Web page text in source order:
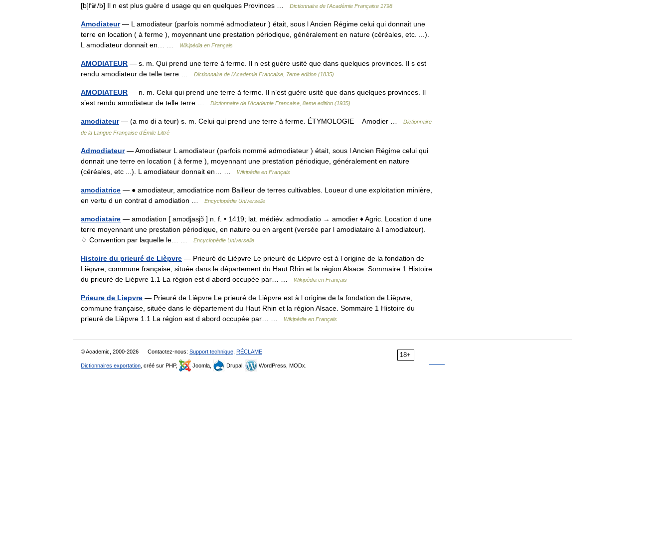
[b]f♛/b] Il n est plus guère d usage qu en quelques Provinces …
Dictionnaire de l'Académie Française 1798
Amodiateur— L amodiateur (parfois nommé admodiateur ) était, sous l Ancien Régime celui qui donnait une
terre en location ( à ferme ), moyennant une prestation périodique, généralement en nature (céréales, etc. ...).
L amodiateur donnait en… …
Wikipédia en Français
AMODIATEUR — s. m. Qui prend une terre à ferme. Il n est guère usité que dans quelques provinces. Il s est
rendu amodiateur de telle terre …
Dictionnaire de l'Academie Francaise, 7eme edition (1835)
AMODIATEUR — n. m. Celui qui prend une terre à ferme. Il n’est guère usité que dans quelques provinces. Il
s’est rendu amodiateur de telle terre …
Dictionnaire de l'Academie Francaise, 8eme edition (1935)
amodiateur— (a mo di a teur) s. m. Celui qui prend une terre à ferme. ÉTYMOLOGIE Amodier …
Dictionnaire
de la Langue Française d'Émile Littré
Admodiateur— Amodiateur L amodiateur (parfois nommé admodiateur ) était, sous l Ancien Régime celui qui
donnait une terre en location ( à ferme ), moyennant une prestation périodique, généralement en nature
(céréales, etc ...). L amodiateur donnait en… …
Wikipédia en Français
amodiatrice — ● amodiateur, amodiatrice nom Bailleur de terres cultivables. Loueur d une exploitation minière,
en vertu d un contrat d amodiation …
Encyclopédie Universelle
amodiataire — amodiation [ amɔdjasjɔ̃ ] n. f. • 1419; lat. médiév. admodiatio → amodier ♦ Agric. Location d une
terre moyennant une prestation périodique, en nature ou en argent (versée par l amodiataire à l amodiateur).
♢ Convention par laquelle le… …
Encyclopédie Universelle
Histoire du prieuré de Lièpvre — Prieuré de Lièpvre Le prieuré de Lièpvre est à l origine de la fondation de
Lièpvre, commune française, située dans le département du Haut Rhin et la région Alsace. Sommaire 1 Histoire
du prieuré de Lièpvre 1.1 La région est d abord occupée par… …
Wikipédia en Français
Prieure de Liepvre — Prieuré de Lièpvre Le prieuré de Lièpvre est à l origine de la fondation de Lièpvre,
commune française, située dans le département du Haut Rhin et la région Alsace. Sommaire 1 Histoire du
prieuré de Lièpvre 1.1 La région est d abord occupée par… …
Wikipédia en Français
18+
© Academic, 2000-2026 Contactez-nous: Support technique RÉCLAME
Dictionnaires exportation , créé sur PHP, Joomla, Drupal, WordPress, MODx.